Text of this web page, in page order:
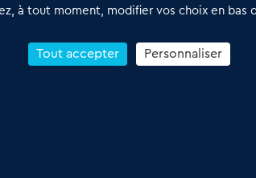
nous ?
à tout moment, modifier vos choix en bas
Tout accepter Personnaliser